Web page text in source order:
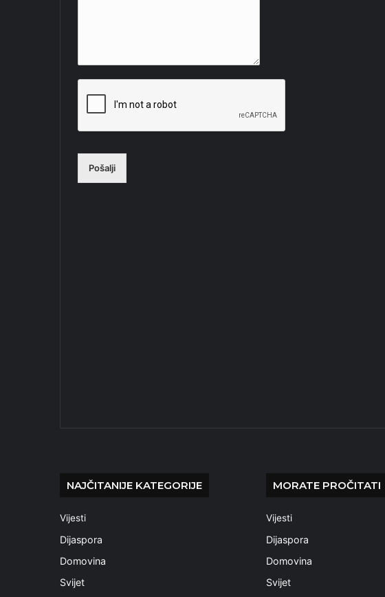
Pošalji
NAJČITANIJE KATEGORIJE
Vijesti
Dijaspora
Domovina
Svijet
MORATE PROČITATI
Vijesti
Dijaspora
Domovina
Svijet